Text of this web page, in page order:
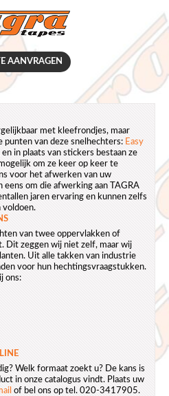
AANVRAGEN
met kleefrondjes, maar
van deze snelhechters: Easy
in plaats van stickers bestaan ze
om ze keer op keer te
voor het afwerken van uw
om die afwerking aan TAGRA
jaren ervaring en kunnen zelfs
voldoen.
van twee oppervlakken of
Dit zeggen wij niet zelf, maar wij
Uit alle takken van industrie
voor hun hechtingsvraagstukken.
ons:
Welk formaat zoekt u? De kans is
in onze catalogus vindt. Plaats uw
of bel ons op tel. 020-3417905.